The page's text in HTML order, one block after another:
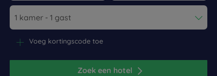
Navigate forward to interact with the calendar and select a
Navigate backward to interact
Zoek een hotel
Voeg kortingscode toe